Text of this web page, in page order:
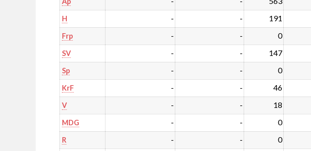
H - - 191
Frp - - 0
SV - - 147
Sp - - 0
KrF - - 46
V - - 18
MDG - - 0
R - - 0